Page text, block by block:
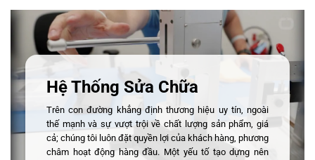
Hệ Thống Sửa Chữa
Trên con đường khẳng định thương hiệu uy tín, ngoài
thế mạnh và sự vượt trội về chất lượng sản phẩm, giá
cả; chúng tôi luôn đặt quyền lợi của khách hàng, phương
châm hoạt động hàng đầu. Một yếu tố tạo dựng nên